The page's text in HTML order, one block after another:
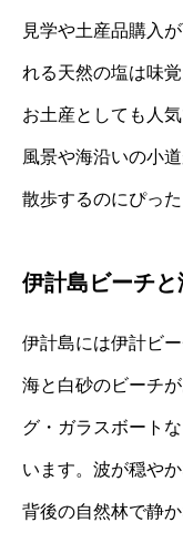
見学や土産品購入
れる天然の塩は味
お土産としても人
風景や海沿いの小
散歩するのにぴっ
伊計島ビーチ
伊計島には伊計ビ
海と白砂のビーチ
グ・ガラスボート
います。波が穏や
背後の自然林で静